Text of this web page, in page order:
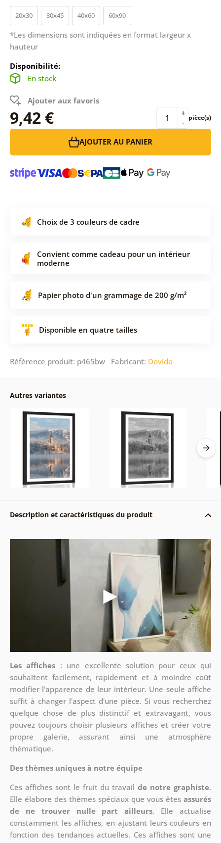
20x30 30x45 40x60 60x90
*Les dimensions sont indiquées en format largeur x
hauteur
Disponibilité:
En stock
Ajouter aux favoris
9,42 € -
+ pièce(s)
AJOUTER AU PANIER
Choix de 3 couleurs de cadre
Convient comme cadeau pour un intérieur
moderne
Papier photo d'un grammage de 200 g/m²
Disponible en quatre tailles
Référence produit: p465bw Fabricant: Dovido
Autres variantes
Description et caractéristiques du produit
Les affiches : une excellente solution pour ceux qui
souhaitent facilement, rapidement et à moindre coût
modifier l'apparence de leur intérieur. Une seule affiche
suffit à changer l'aspect d'une pièce. Si vous recherchez
quelque chose de plus distinctif et extravagant, vous
pouvez toujours choisir plusieurs affiches et créer votre
propre galerie, assurant ainsi une atmosphère
thématique.
Des thèmes uniques à notre équipe
Ces affiches sont le fruit du travail de notre graphiste.
Elle élabore des thèmes spéciaux que vous êtesassurés
de ne trouver nulle part ailleurs. Elle actualise
constamment les affiches, en ajustant leurs couleurs en
fonction des tendances actuelles. Ces affiches sont une